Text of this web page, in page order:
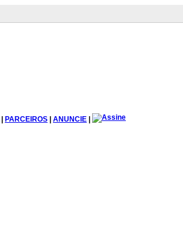
| PARCEIROS | ANUNCIE |